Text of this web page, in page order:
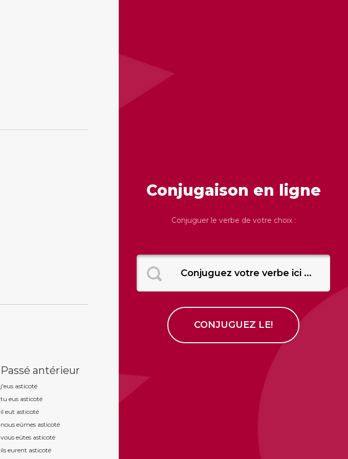
Passé antérieur
j'eus asticoté
tu eus asticoté
il eut asticoté
nous eûmes asticoté
vous eûtes asticoté
ils eurent asticoté
Conjugaison en ligne
Conjuguer le verbe de votre choix :